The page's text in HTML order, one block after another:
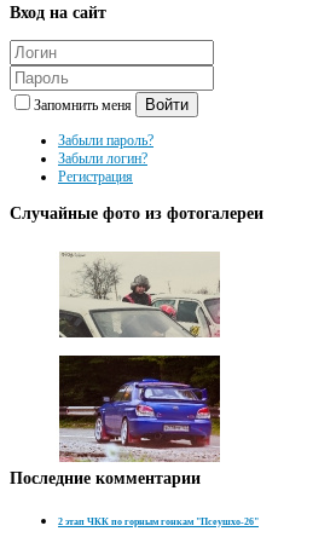
Вход на сайт
Запомнить меня Войти
Забыли пароль?
Забыли логин?
Регистрация
Случайные фото из фотогалереи
Последние комментарии
2 этап ЧКК по горным гонкам "Псеушхо-26"